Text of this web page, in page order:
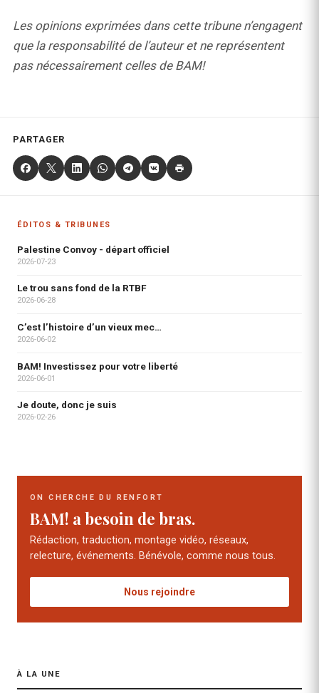
Les opinions exprimées dans cette tribune n’engagent
que la responsabilité de l’auteur et ne représentent
pas nécessairement celles de BAM!
PARTAGER
ÉDITOS & TRIBUNES
Palestine Convoy - départ officiel
2026-07-23
Le trou sans fond de la RTBF
2026-06-28
C’est l’histoire d’un vieux mec…
2026-06-02
BAM! Investissez pour votre liberté
2026-06-01
Je doute, donc je suis
2026-02-26
ON CHERCHE DU RENFORT
BAM! a besoin de bras.
Rédaction, traduction, montage vidéo, réseaux,
relecture, événements. Bénévole, comme nous tous.
Nous rejoindre
À LA UNE